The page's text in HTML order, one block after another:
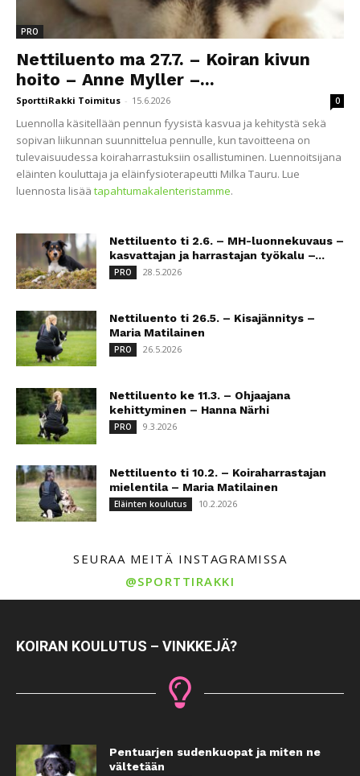
PRO
Nettiluento ma 27.7. – Koiran kivun
hoito – Anne Myller –...
SporttiRakki Toimitus - 15.6.2026 0
Luennolla käsitellään pennun fyysistä kasvua ja kehitystä sekä
sopivan liikunnan suunnittelua pennulle, kun tavoitteena on
tulevaisuudessa koiraharrastuksiin osallistuminen. Luennoitsijana
eläinten kouluttaja ja eläinfysioterapeutti Milka Tauru. Lue
luennosta lisää tapahtumakalenteristamme.
Nettiluento ti 2.6. – MH-luonnekuvaus –
kasvattajan ja harrastajan työkalu –...
PRO 28.5.2026
Nettiluento ti 26.5. – Kisajännitys –
Maria Matilainen
PRO 26.5.2026
Nettiluento ke 11.3. – Ohjaajana
kehittyminen – Hanna Närhi
PRO 9.3.2026
Nettiluento ti 10.2. – Koiraharrastajan
mielentila – Maria Matilainen
Eläinten koulutus 10.2.2026
SEURAA MEITÄ INSTAGRAMISSA
@SPORTTIRAKKI
KOIRAN KOULUTUS – VINKKEJÄ?
Pentuarjen sudenkuopat ja miten ne
vältetään